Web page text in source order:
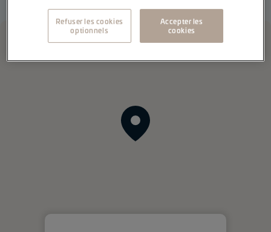
Refuser les cookies
optionnels
Accepter les
cookies